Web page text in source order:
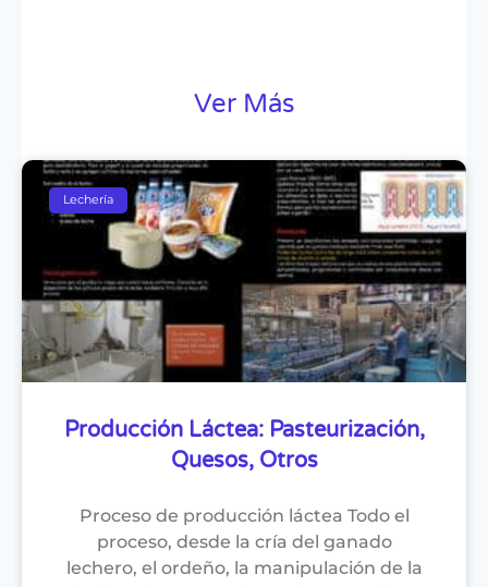
Ver Más
Lechería
Producción Láctea: Pasteurización,
Quesos, Otros
Proceso de producción láctea Todo el
proceso, desde la cría del ganado
lechero, el ordeño, la manipulación de la